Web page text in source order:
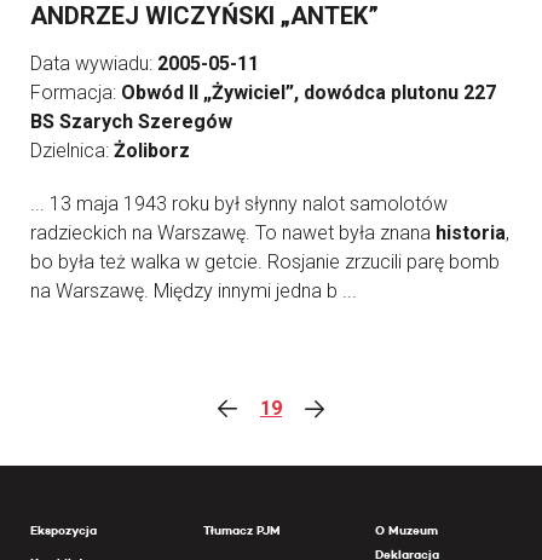
ANDRZEJ WICZYŃSKI „ANTEK”
Data wywiadu: 2005-05-11
Formacja: Obwód II „Żywiciel”, dowódca plutonu 227
BS Szarych Szeregów
Dzielnica: Żoliborz
... 13 maja 1943 roku był słynny nalot samolotów
radzieckich na Warszawę. To nawet była znana historia,
bo była też walka w getcie. Rosjanie zrzucili parę bomb
na Warszawę. Między innymi jedna b ...
19
Ekspozycja Tłumacz PJM
O Muzeum
Deklaracja